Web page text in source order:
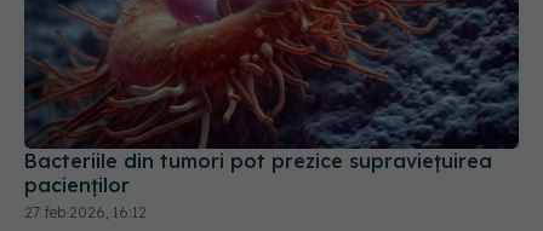
Bacteriile din tumori pot prezice supraviețuirea
pacienților
27 feb 2026, 16:12